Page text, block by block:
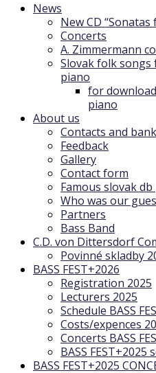
News
New CD
Concerts
A. Zimmermann
Slovak folk songs
piano
for
piano
About us
Contacts and
Feedback
Gallery
Contact form
Famous slovak
Who was our
Partners
Bass Band
C.D. von Dittersdorf
Povinné skladby
BASS FEST+2026
Registration 2025
Lecturers 2025
Schedule BASS
Costs/expences
Concerts BASS
BASS
BASS FEST+2025